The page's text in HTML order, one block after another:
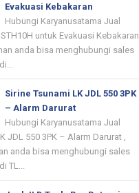
Evakuasi Kebakaran
Hubungi Karyanusatama Jual
untuk Evakuasi Kebakaran
anda bisa menghubungi sales
Sirine Tsunami LK JDL 550 3PK
– Alarm Darurat
Hubungi Karyanusatama Jual
JDL 550 3PK – Alarm Darurat ,
anda bisa menghubungi sales
TL...